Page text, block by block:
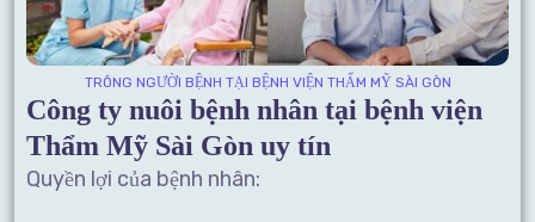
TRÔNG NGƯỜI BỆNH TẠI BỆNH VIỆN THẨM MỸ SÀI GÒN
Công ty nuôi bệnh nhân tại bệnh viện
Thẩm Mỹ Sài Gòn uy tín
Quyền lợi của bệnh nhân: